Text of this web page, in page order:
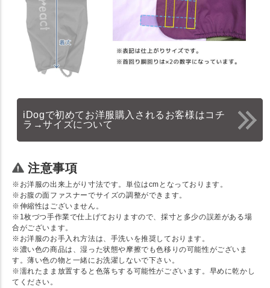
iDogで初めてお洋服購入されるお客様はコチ
ラ→サイズについて
注意事項
※お洋服の出来上がり寸法です。単位はcmとなっております。
※お腹の面ファスナーでサイズの調整ができます。
※伸縮性はございません。
※1枚づつ手作業で仕上げておりますので、採寸と多少の誤差がある場
合がございます。
※お洋服のお手入れ方法は、手洗いを推奨しております。
※濃い色の商品は、湿った状態や摩擦でも色移りの可能性がございま
す。薄い色の物と一緒にお洗濯しないで下さい。
※濡れたまま放置すると色落ちする可能性がございます。早めに乾かし
てください。